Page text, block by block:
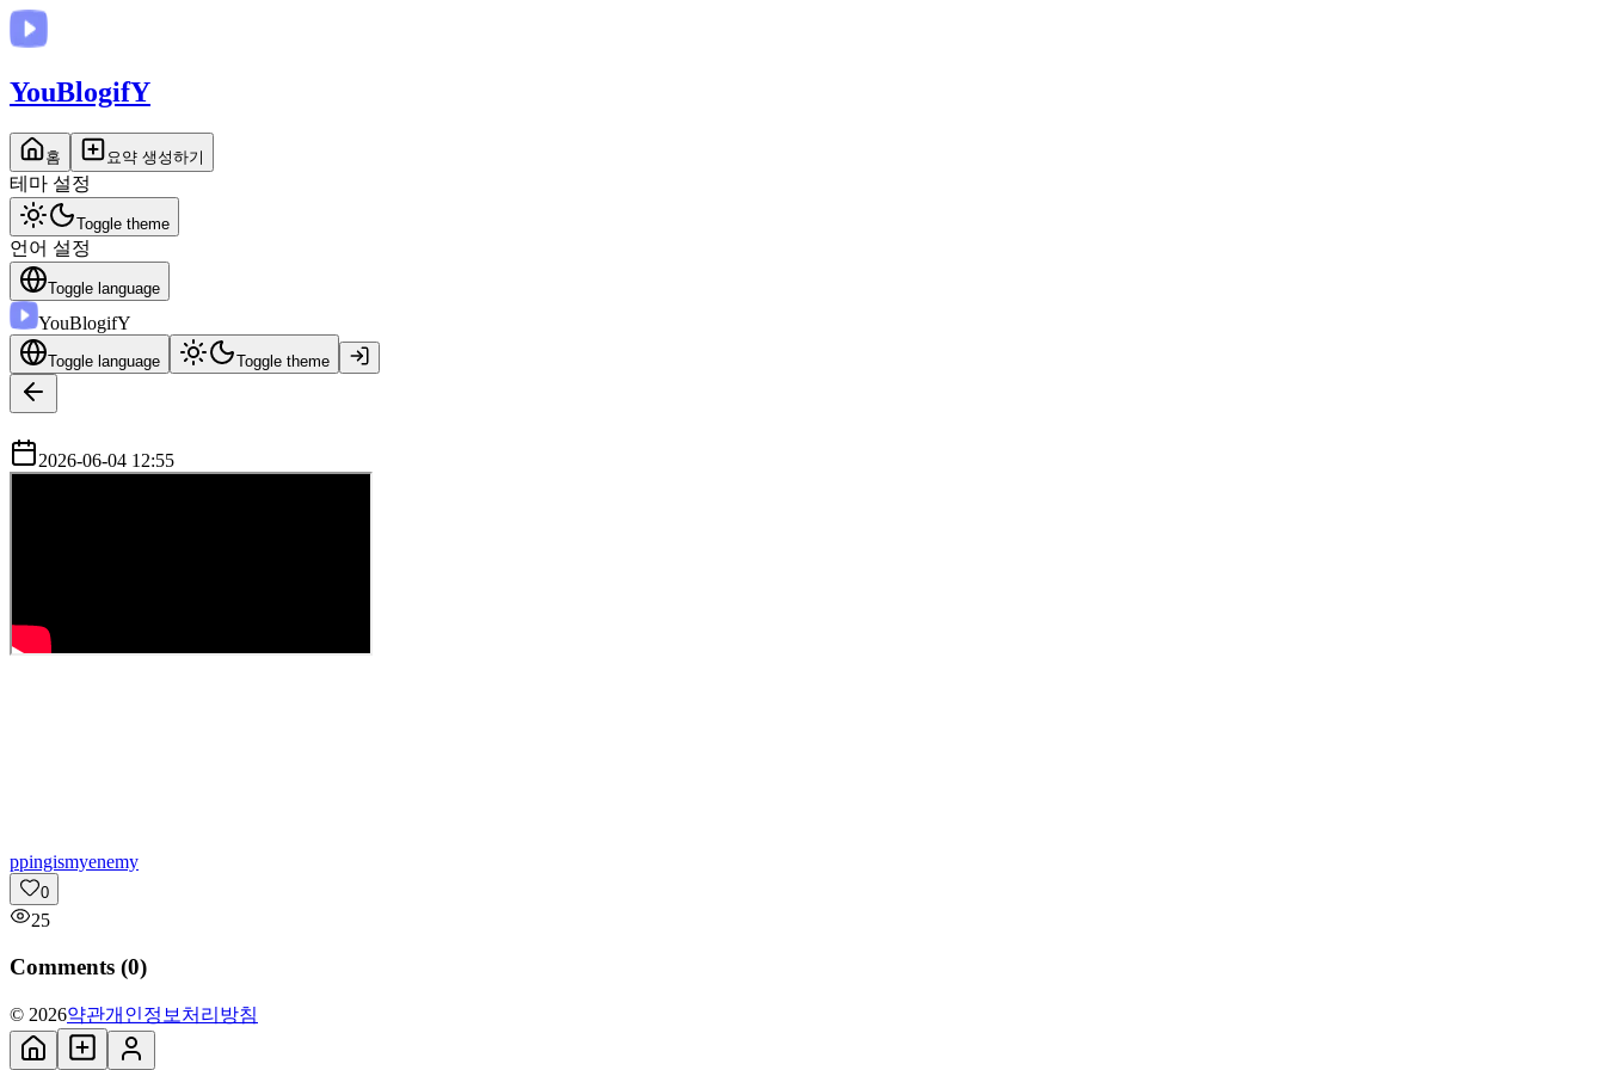
YouBlogifY
홈 요약 생성하기
테마 설정
Toggle theme
언어 설정
Toggle language
YouBlogifY
Toggle language Toggle theme
2026-06-04 12:55
ppingismyenemy
0
25
Comments (0)
© 2026약관개인정보처리방침